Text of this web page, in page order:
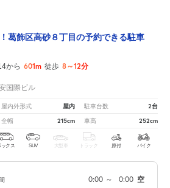
葛飾区高砂８丁目の予約できる駐車
から 601m 徒歩 8～12分
国際ビル
屋内外形式 屋内 駐車台数 2台
全幅 215cm 車高 252cm
ックス SUV 大型車 トラック 原付 バイク
0:00 ～ 0:00 空